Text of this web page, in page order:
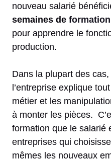
nouveau salarié
semaines de formation
pour apprendre le
production.
Dans la plupart des
l’entreprise explique
métier et les
à monter les pièces.
formation que le salarié
entreprises qui
mêmes les nouveaux